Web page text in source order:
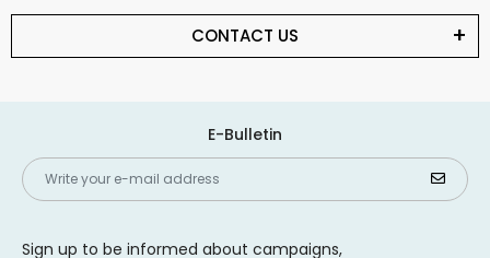
CONTACT US
E-Bulletin
Sign up to be informed about campaigns,